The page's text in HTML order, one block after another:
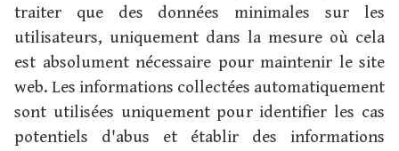
traiter que des données minimales sur les
utilisateurs, uniquement dans la mesure où cela
est absolument nécessaire pour maintenir le site
web. Les informations collectées automatiquement
sont utilisées uniquement pour identifier les cas
potentiels d'abus et établir des informations